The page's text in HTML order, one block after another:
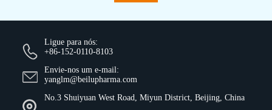
Ligue para nós:
+86-152-0110-8103
Envie-nos um e-mail:
yanglm@beilupharma.com
No.3 Shuiyuan West Road, Miyun District, Beijing, China